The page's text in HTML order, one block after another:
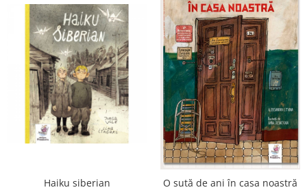
Haiku siberian
O sută de ani în casa noastră